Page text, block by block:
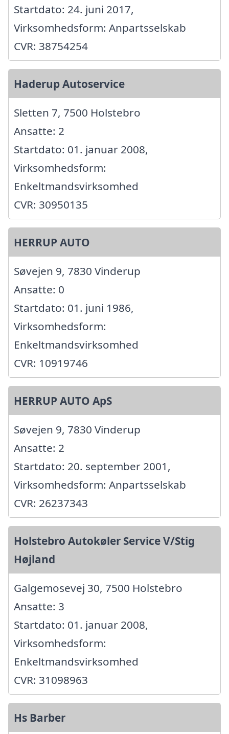
Startdato: 24. juni 2017,
Virksomhedsform: Anpartsselskab
CVR: 38754254
Haderup Autoservice
Sletten 7, 7500 Holstebro
Ansatte: 2
Startdato: 01. januar 2008,
Virksomhedsform:
Enkeltmandsvirksomhed
CVR: 30950135
HERRUP AUTO
Søvejen 9, 7830 Vinderup
Ansatte: 0
Startdato: 01. juni 1986,
Virksomhedsform:
Enkeltmandsvirksomhed
CVR: 10919746
HERRUP AUTO ApS
Søvejen 9, 7830 Vinderup
Ansatte: 2
Startdato: 20. september 2001,
Virksomhedsform: Anpartsselskab
CVR: 26237343
Holstebro Autokøler Service V/Stig
Højland
Galgemosevej 30, 7500 Holstebro
Ansatte: 3
Startdato: 01. januar 2008,
Virksomhedsform:
Enkeltmandsvirksomhed
CVR: 31098963
Hs Barber